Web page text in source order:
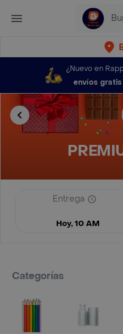
¿Nuevo en
envíos
Entrega
Hoy, 10 AM
Categorías